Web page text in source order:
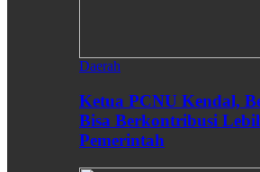
Daerah
Ketua PCNU Kendal,
Bisa Berkontribusi
Pemerintah